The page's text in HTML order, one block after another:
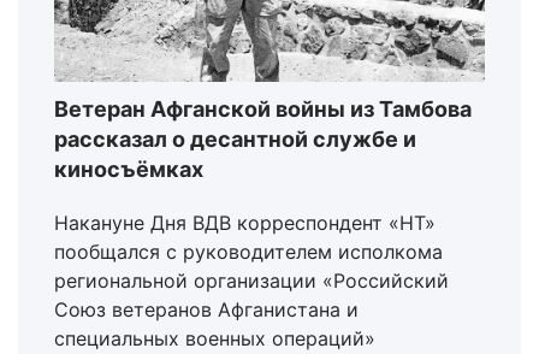
Ветеран Афганской войны из Тамбова
рассказал о десантной службе и
киносъёмках
Накануне Дня ВДВ корреспондент «НТ»
пообщался с руководителем исполкома
региональной организации «Российский
Союз ветеранов Афганистана и
специальных военных операций»